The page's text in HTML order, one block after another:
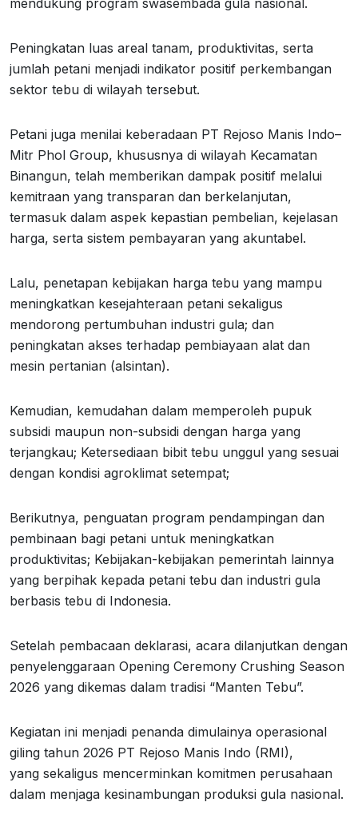
mendukung program swasembada gula nasional.
Peningkatan luas areal tanam, produktivitas, serta
jumlah petani menjadi indikator positif perkembangan
sektor tebu di wilayah tersebut.
Petani juga menilai keberadaan PT Rejoso Manis Indo–
Mitr Phol Group, khususnya di wilayah Kecamatan
Binangun, telah memberikan dampak positif melalui
kemitraan yang transparan dan berkelanjutan,
termasuk dalam aspek kepastian pembelian, kejelasan
harga, serta sistem pembayaran yang akuntabel.
Lalu, penetapan kebijakan harga tebu yang mampu
meningkatkan kesejahteraan petani sekaligus
mendorong pertumbuhan industri gula; dan
peningkatan akses terhadap pembiayaan alat dan
mesin pertanian (alsintan).
Kemudian, kemudahan dalam memperoleh pupuk
subsidi maupun non-subsidi dengan harga yang
terjangkau; Ketersediaan bibit tebu unggul yang sesuai
dengan kondisi agroklimat setempat;
Berikutnya, penguatan program pendampingan dan
pembinaan bagi petani untuk meningkatkan
produktivitas; Kebijakan-kebijakan pemerintah lainnya
yang berpihak kepada petani tebu dan industri gula
berbasis tebu di Indonesia.
Setelah pembacaan deklarasi, acara dilanjutkan dengan
penyelenggaraan Opening Ceremony Crushing Season
2026 yang dikemas dalam tradisi “Manten Tebu”.
Kegiatan ini menjadi penanda dimulainya operasional
giling tahun 2026 PT Rejoso Manis Indo (RMI),
yang sekaligus mencerminkan komitmen perusahaan
dalam menjaga kesinambungan produksi gula nasional.